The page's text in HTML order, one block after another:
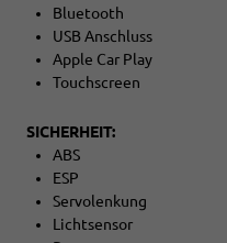
Bluetooth
USB Anschluss
Apple Car Play
Touchscreen
SICHERHEIT:
ABS
ESP
Servolenkung
Lichtsensor